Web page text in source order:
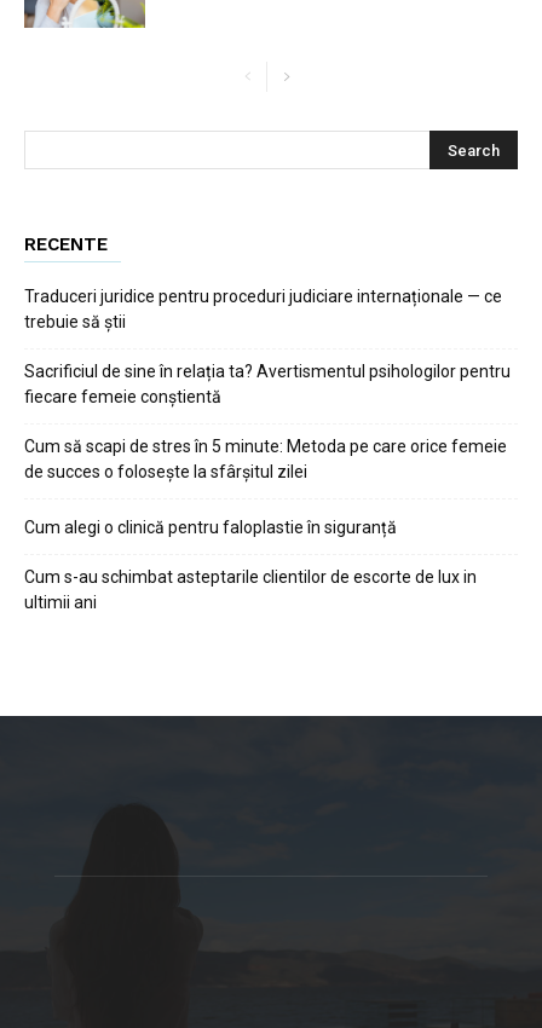
RECENTE
Traduceri juridice pentru proceduri judiciare internaționale — ce
trebuie să știi
Sacrificiul de sine în relația ta? Avertismentul psihologilor pentru
fiecare femeie conștientă
Cum să scapi de stres în 5 minute: Metoda pe care orice femeie
de succes o folosește la sfârșitul zilei
Cum alegi o clinică pentru faloplastie în siguranță
Cum s-au schimbat asteptarile clientilor de escorte de lux in
ultimii ani